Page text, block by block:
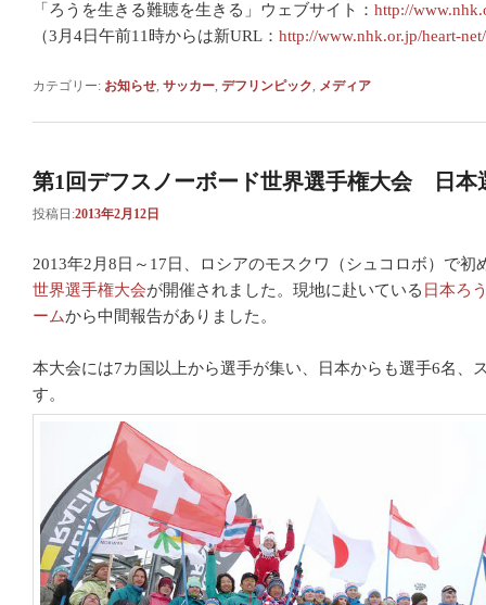
「ろうを生きる難聴を生きる」ウェブサイト： http://
（3月4日午前11時からは新URL： http://www.nhk.or.jp/heart-
カテゴリー: お知らせ サッカー デフリンピック メディア
第1回デフスノーボード世界選手権大会 日本
投稿日:2013年2月12日
2013年2月8日～17日、ロシアのモスクワ（シュコロボ）で初
世界選手権大会が開催されました。現地に赴いている 日本ろ
ームから中間報告がありました。
本大会には7カ国以上から選手が集い、日本からも選手6名、
す。